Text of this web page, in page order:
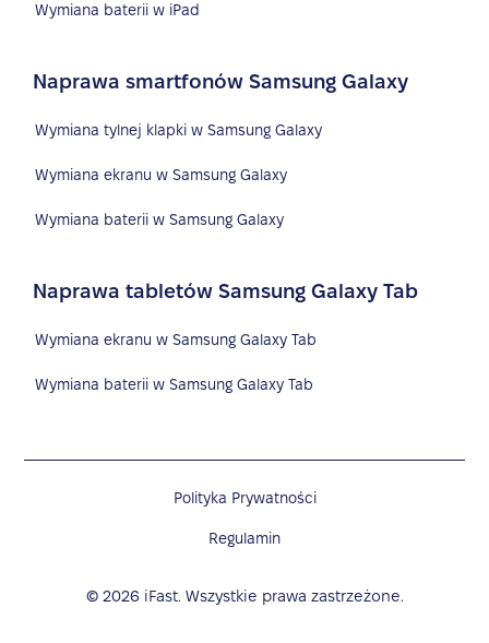
Wymiana baterii w iPad
Naprawa smartfonów Samsung Galaxy
Wymiana tylnej klapki w Samsung Galaxy
Wymiana ekranu w Samsung Galaxy
Wymiana baterii w Samsung Galaxy
Naprawa tabletów Samsung Galaxy Tab
Wymiana ekranu w Samsung Galaxy Tab
Wymiana baterii w Samsung Galaxy Tab
© 2026 iFast. Wszystkie prawa zastrzeżone.
Polityka Prywatności
Regulamin